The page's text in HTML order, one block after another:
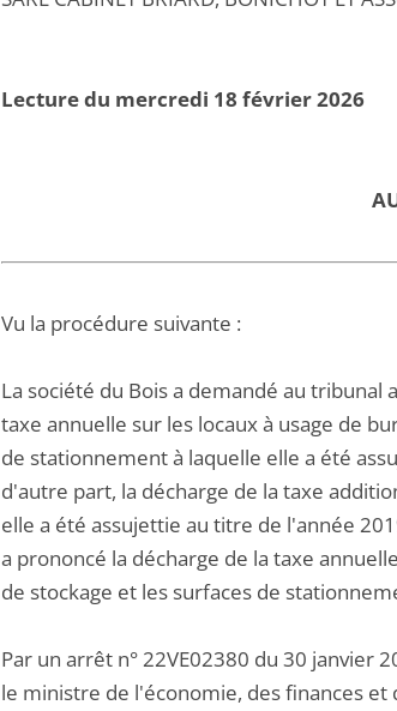
Lecture du mercredi 18 février 2026
Vu la procédure suivante :
La société du Bois a demandé au
taxe annuelle sur les locaux à usage de
de stationnement à laquelle elle a été
d'autre part, la décharge de la taxe
elle a été assujettie au titre de l'année
a prononcé la décharge de la taxe
de stockage et les surfaces de
Par un arrêt n° 22VE02380 du 30 janvier
le ministre de l'économie, des finances